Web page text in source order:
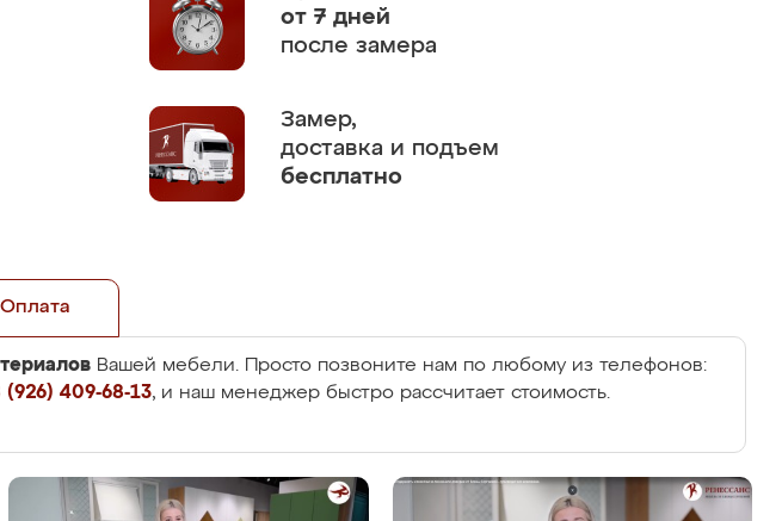
от 7 дней
после замера
Замер,
доставка и подъем
бесплатно
Оплата
Вашей мебели. Просто позвоните нам по любому из телефонов:
(926) 409-68-13, и наш менеджер быстро рассчитает стоимость.